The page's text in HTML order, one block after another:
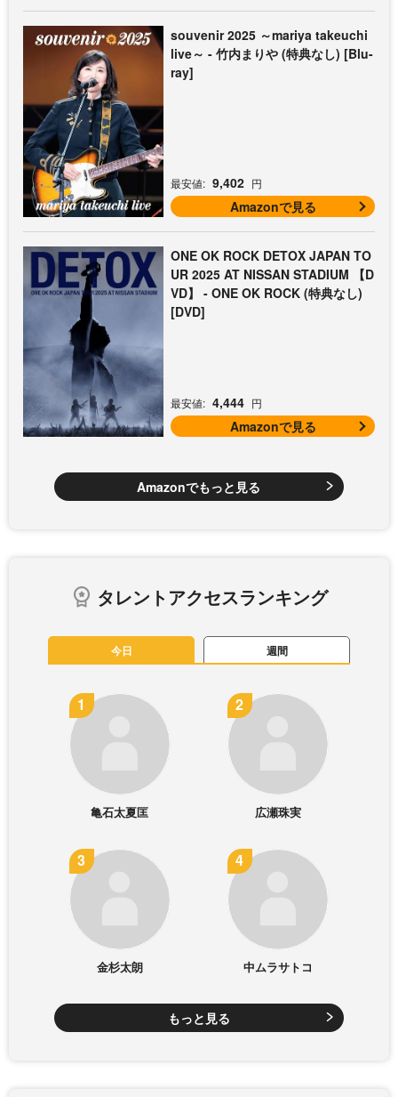
souvenir 2025 ～mariya takeuchi
live～ - 竹内まりや (特典なし) [Blu-
ray]
最安値: 9,402 円
Amazonで見る
ONE OK ROCK DETOX JAPAN TO
UR 2025 AT NISSAN STADIUM 【D
VD】 - ONE OK ROCK (特典なし)
[DVD]
最安値: 4,444 円
Amazonで見る
Amazonでもっと見る
タレントアクセスランキング
今日 週間
亀石太夏匡 広瀬珠実
金杉太朗 中ムラサトコ
もっと見る